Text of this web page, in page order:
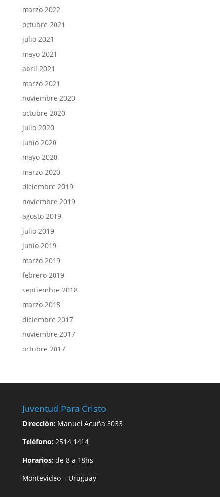
marzo 2022
octubre 2021
julio 2021
mayo 2021
abril 2021
marzo 2021
noviembre 2020
octubre 2020
julio 2020
junio 2020
mayo 2020
marzo 2020
diciembre 2019
noviembre 2019
agosto 2019
julio 2019
junio 2019
marzo 2019
febrero 2019
septiembre 2018
marzo 2018
diciembre 2017
noviembre 2017
octubre 2017
Juventud Para Cristo
Dirección: Manuel Acuña 3033
Teléfono:2514 1414
Horarios:de 8 a 18hs
Montevideo – Uruguay